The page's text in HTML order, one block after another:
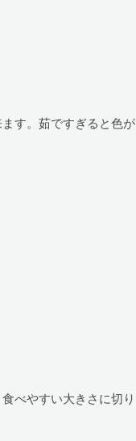
す。茹ですぎると色が
べやすい大きさに切り